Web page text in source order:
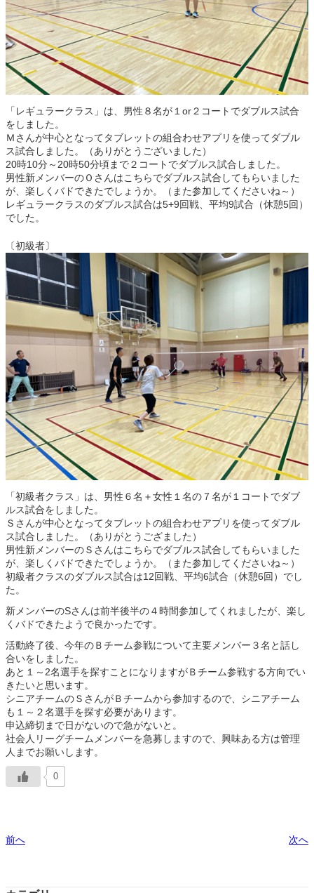
「レギュラークラス」は、男性８名が１or２コートでダブルス試合
をしました。
Ｍさんが中心となってタブレットの組合わせアプリを使ってダブル
ス試合しました。（ありがとうございました）
20時10分～20時50分頃まで２コートでダブルス試合しました。
男性新メンバーのＯさんはこちらでダブルス試合してもらいました
が、楽しくバドできたでしょうか。（また参加してくださいね～）
レギュラークラスのダブルス試合は5+9回戦、平均9試合（休憩5回）
でした。
〔初級者〕
「初級者クラス」は、男性６名＋女性１名の７名が１コートでダブ
ルス試合をしました。
Ｓさんが中心となってタブレットの組合わせアプリを使ってダブル
ス試合しました。（ありがとうござました）
男性新メンバーのＳさんはこちらでダブルス試合してもらいました
が、楽しくバドできたでしょうか。（また参加してくださいね～）
初級者クラスのダブルス試合は12回戦、平均6試合（休憩6回）でし
た。
新メンバーのSさんは前半後半の４時間参加してくれましたが、楽し
くバドできたようで良かったです。
活動終了後、今年のＢチーム参戦について主要メンバー３名と話し
合いをしました。
あと１～2名選手を探すことになりますがＢチーム参戦する方向でい
きたいと思います。
シニアチームのＳさんがＢチームから参加するので、シニアチーム
も１～２名選手を探す必要があります。
申込締切まで日がないので急がないと。
社会人リーグチームメンバーを急募しますので、興味ある方は管理
人までお願いします。
0
前へ 次へ